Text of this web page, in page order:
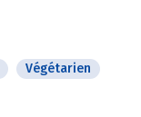
Végétarien